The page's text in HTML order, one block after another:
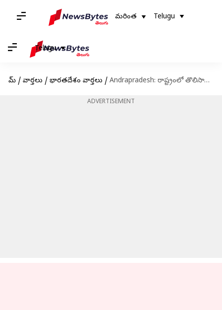
మరింత Telugu
Telugu
హోమ్ / వార్తలు / భారతదేశం వార్తలు / Andrapradesh: రాష్ట్రంలో తొలిసారి బీసీ రక్షణ చట్టం అమలు: మంత్రి సవిత
ADVERTISEMENT